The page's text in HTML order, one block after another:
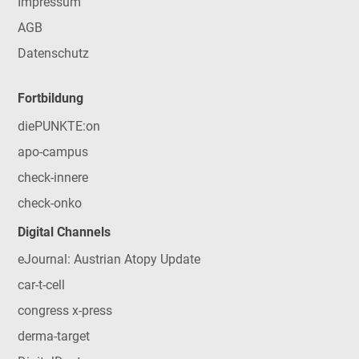
AGB
Datenschutz
Fortbildung
diePUNKTE:on
apo-campus
check-innere
check-onko
Digital Channels
eJournal: Austrian Atopy Update
car-t-cell
congress x-press
derma-target